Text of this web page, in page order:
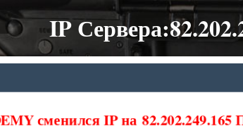
IP
сменился IP на82.202.249.165